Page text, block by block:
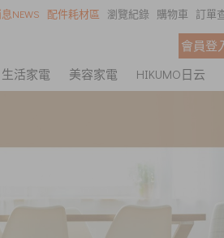
NEWS 配件耗材區 瀏覽紀錄 購物車 訂單
會員登
生活家電 美容家電 HIKUMO日云